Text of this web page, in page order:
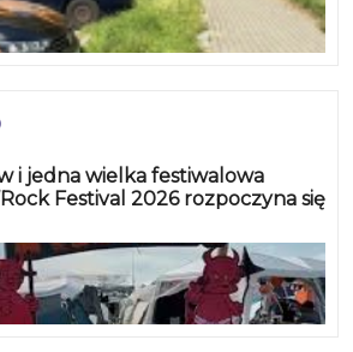
i jedna wielka festiwalowa
Festival 2026 rozpoczyna się